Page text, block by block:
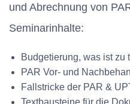
und Abrechnung von
Seminarinhalte:
Budgetierung, was ist zu
PAR Vor- und
Fallstricke der PAR &
Textbausteine für die